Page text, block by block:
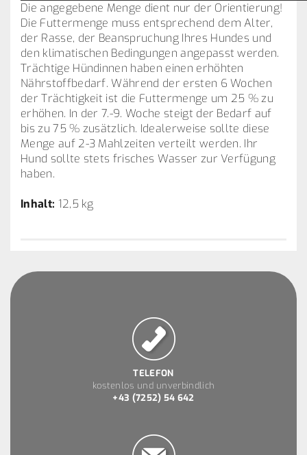
Die angegebene Menge dient nur der Orientierung!
Die Futtermenge muss entsprechend dem Alter,
der Rasse, der Beanspruchung Ihres Hundes und
den klimatischen Bedingungen angepasst werden.
Trächtige Hündinnen haben einen erhöhten
Nährstoffbedarf. Während der ersten 6 Wochen
der Trächtigkeit ist die Futtermenge um 25 % zu
erhöhen. In der 7.-9. Woche steigt der Bedarf auf
bis zu 75 % zusätzlich. Idealerweise sollte diese
Menge auf 2-3 Mahlzeiten verteilt werden. Ihr
Hund sollte stets frisches Wasser zur Verfügung
haben.
Inhalt: 12,5 kg
TELEFON
kostenlos und unverbindlich
+43 (7252) 54 642